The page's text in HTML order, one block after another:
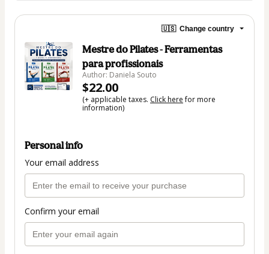
🇺🇸 Change country
Mestre do Pilates - Ferramentas
para profissionais
Author: Daniela Souto
$22.00
(+ applicable taxes. Click herefor more
information)
Personal info
Your email address
Confirm your email